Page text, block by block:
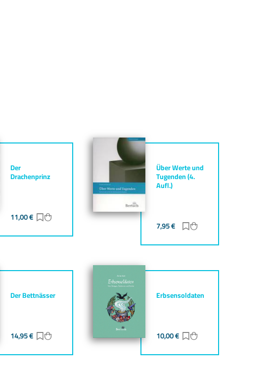
Der
Drachenprinz
11,00€ Zur Merkliste hinzufügen
Zum Warenkorb hinzufügen
Über Werte und
Tugenden (4.
Aufl.)
7,95€ Zur Merkliste
Der Bettnässer
14,95€ Zur Merkliste hinzufügen
Zum Warenkorb hinzufügen
Erbsensoldaten
10,00€ Zur Merkliste